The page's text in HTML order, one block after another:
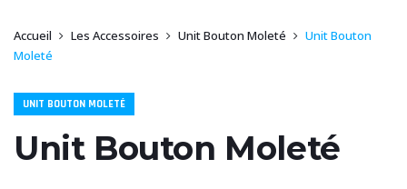
Accueil Les Accessoires Unit Bouton Moleté
Unit Bouton
Moleté
UNIT BOUTON MOLETÉ
Unit Bouton Moleté